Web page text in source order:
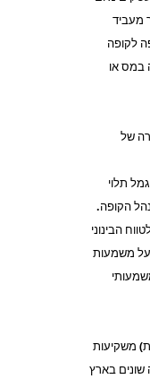
מעביד
לקופה
במס או
של
תלוי
הקופה.
הבינוני
משמעות
משקיעות
בארץ